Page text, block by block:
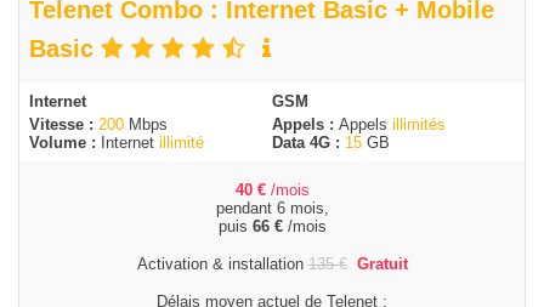
Telenet Combo : Internet Basic + Mobile
Basic
Internet
Vitesse : 200 Mbps
Volume : Internet illimité
GSM
Appels : Appels illimités
Data 4G : 15 GB
40 € /mois
pendant 6 mois,
puis 66 €/mois
Activation & installation135€ Gratuit
Délais moyen actuel de Telenet :